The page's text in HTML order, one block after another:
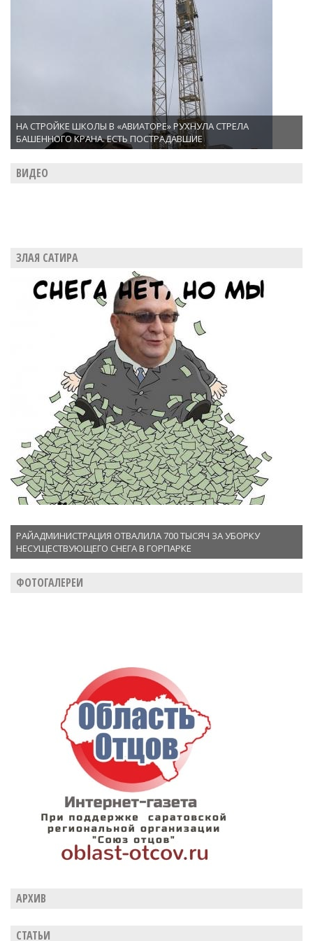
НА СТРОЙКЕ ШКОЛЫ В «АВИАТОРЕ» РУХНУЛА СТРЕЛА
БАШЕННОГО КРАНА. ЕСТЬ ПОСТРАДАВШИЕ
ВИДЕО
ЗЛАЯ САТИРА
РАЙАДМИНИСТРАЦИЯ ОТВАЛИЛА 700 ТЫСЯЧ ЗА УБОРКУ
НЕСУЩЕСТВУЮЩЕГО СНЕГА В ГОРПАРКЕ
ФОТОГАЛЕРЕИ
АРХИВ
СТАТЬИ